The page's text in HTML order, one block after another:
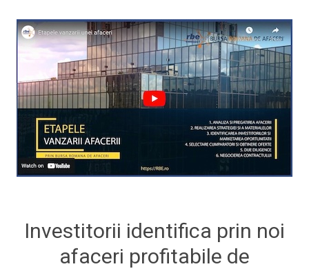
Investitorii identifica prin noi
afaceri profitabile de